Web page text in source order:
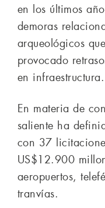
en los últimos
demoras
arqueológicos
provocado
en infraestructura.
En materia de
saliente ha
con 37
US$12.900
aeropuertos,
tranvías.